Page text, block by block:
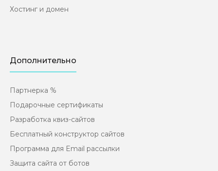
Хостинг и домен
Дополнительно
Партнерка %
Подарочные сертификаты
Разработка квиз-сайтов
Бесплатный конструктор сайтов
Программа для Email рассылки
Защита сайта от ботов